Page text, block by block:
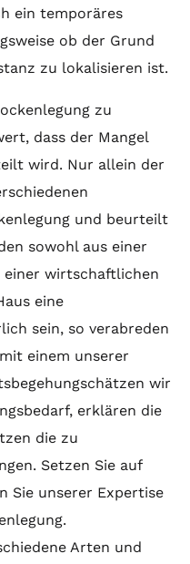
ein temporäres
ob der Grund
zu lokalisieren ist.
zu
dass der Mangel
wird. Nur allein der
und beurteilt
sowohl aus einer
einer wirtschaftlichen
eine
sein, so verabreden
einem unserer
wir
erklären die
die zu
Setzen Sie auf
Sie unserer Expertise
Arten und